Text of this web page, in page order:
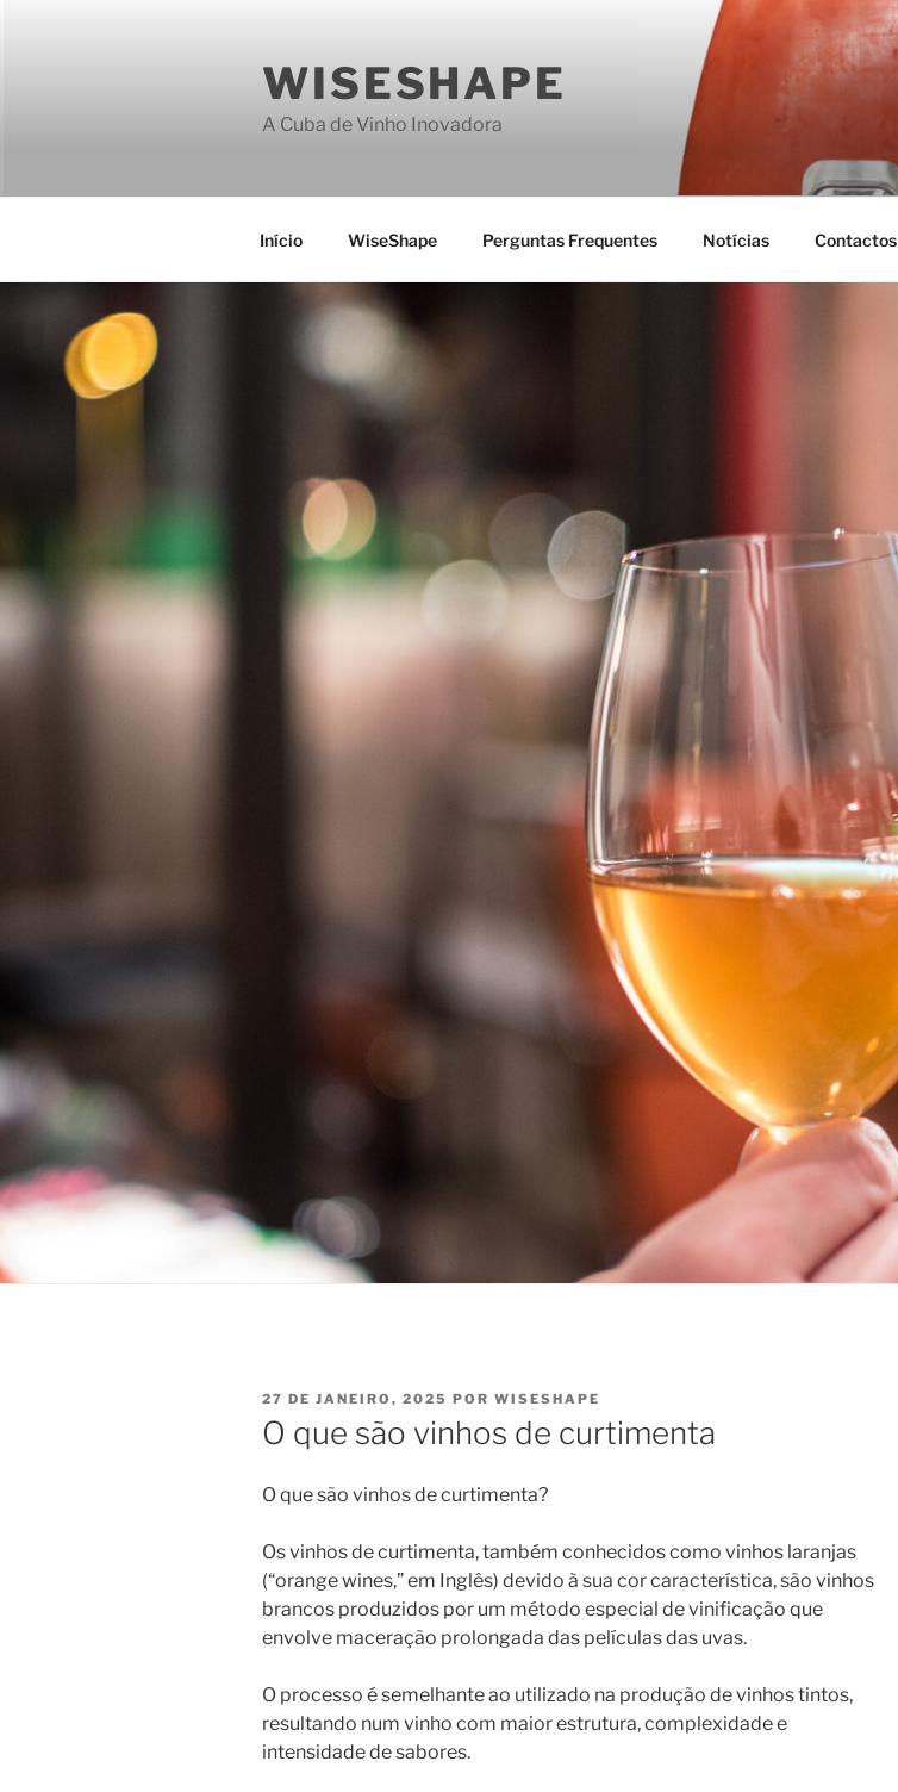
WISESHAPE
A Cuba de Vinho Inovadora
Início WiseShape Perguntas Frequentes Notícias Contactos
PUBLICADO
EM
27 DE JANEIRO, 2025 POR WISESHAPE
O que são vinhos de curtimenta
O que são vinhos de curtimenta?
Os vinhos de curtimenta, também conhecidos como vinhos laranjas
(“orange wines,” em Inglês) devido à sua cor característica, são vinhos
brancos produzidos por um método especial de vinificação que
envolve maceração prolongada das películas das uvas.
O processo é semelhante ao utilizado na produção de vinhos tintos,
resultando num vinho com maior estrutura, complexidade e
intensidade de sabores.